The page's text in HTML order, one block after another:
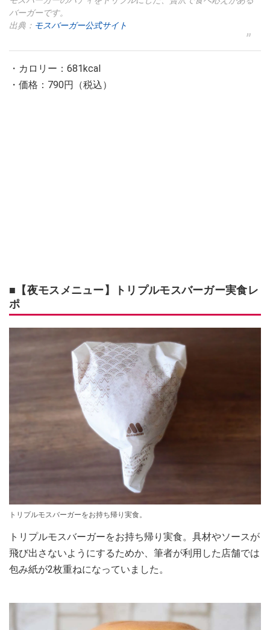
バーガーです。
出典： モスバーガー公式サイト
・カロリー：681kcal
・価格：790円（税込）
■【夜モスメニュー】トリプルモスバーガー実食レ
ポ
トリプルモスバーガーをお持ち帰り実食。
トリプルモスバーガーをお持ち帰り実食。具材やソースが
飛び出さないようにするためか、筆者が利用した店舗では
包み紙が2枚重ねになっていました。